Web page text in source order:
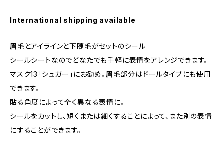
International shipping available
眉毛とアイラインと下睫毛がセットのシール
シールシートなのでどなたでも手軽に表情をアレンジできます。
マスク13「シュガー」にお勧め。眉毛部分はドールタイプにも使用
できます。
貼る角度によって全く異なる表情に。
シールをカットし、短くまたは細くすることによって、また別の表情
にすることができます。